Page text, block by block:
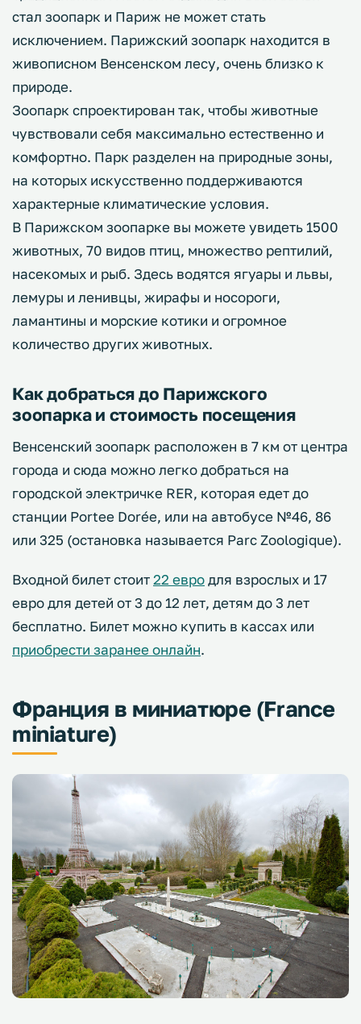
стал зоопарк и Париж не может стать
исключением. Парижский зоопарк находится в
живописном Венсенском лесу, очень близко к
природе.
Зоопарк спроектирован так, чтобы животные
чувствовали себя максимально естественно и
комфортно. Парк разделен на природные зоны,
на которых искусственно поддерживаются
характерные климатические условия.
В Парижском зоопарке вы можете увидеть 1500
животных, 70 видов птиц, множество рептилий,
насекомых и рыб. Здесь водятся ягуары и львы,
лемуры и ленивцы, жирафы и носороги,
ламантины и морские котики и огромное
количество других животных.
Как добраться до Парижского
зоопарка и стоимость посещения
Венсенский зоопарк расположен в 7 км от центра
города и сюда можно легко добраться на
городской электричке RER, которая едет до
станции Portee Dorée, или на автобусе №46, 86
или 325 (остановка называется Parc Zoologique).
Входной билет стоит22 евродля взрослых и 17
евро для детей от 3 до 12 лет, детям до 3 лет
бесплатно. Билет можно купить в кассах или
приобрести заранее онлайн.
Франция в миниатюре (France
miniature)